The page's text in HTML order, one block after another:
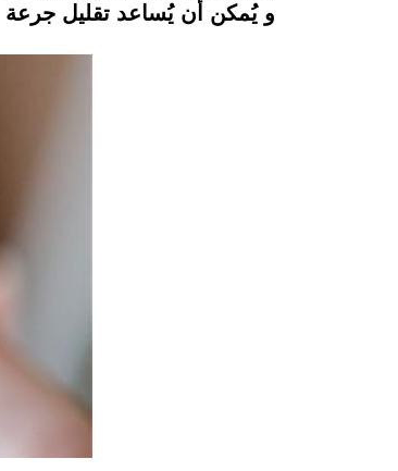
و يُمكن أن يُساعد تقليل جرعة